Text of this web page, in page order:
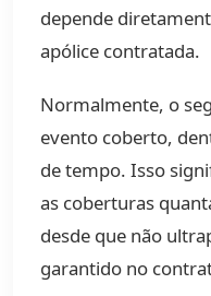
depende
apólice contratada.
Normalmente, o
evento coberto,
de tempo. Isso
as coberturas
desde que não
garantido no